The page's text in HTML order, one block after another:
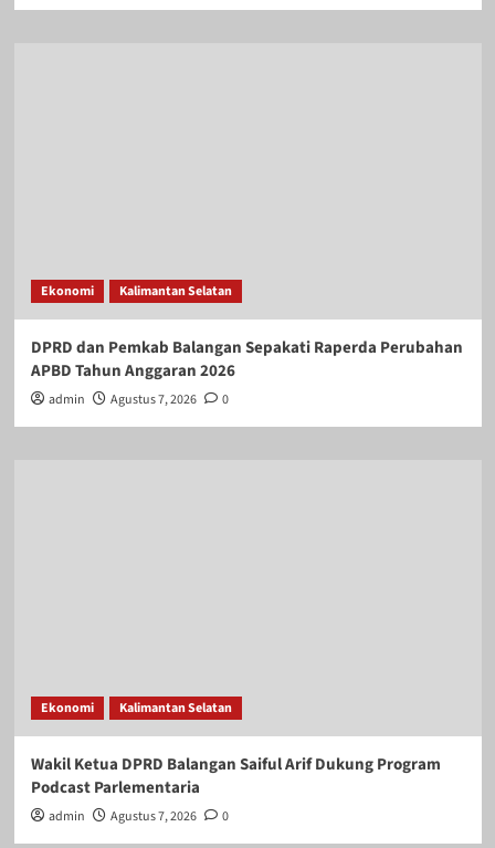
Ekonomi Kalimantan Selatan
DPRD dan Pemkab Balangan Sepakati Raperda Perubahan
APBD Tahun Anggaran 2026
admin Agustus 7, 2026 0
Ekonomi Kalimantan Selatan
Wakil Ketua DPRD Balangan Saiful Arif Dukung Program
Podcast Parlementaria
admin Agustus 7, 2026 0